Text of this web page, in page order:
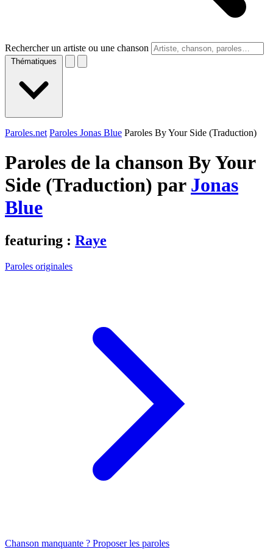
Rechercher un artiste ou une chanson
Thématiques
Paroles.net Paroles Jonas Blue Paroles By Your Side (Traduction)
Paroles de la chanson By Your
Side (Traduction) par Jonas
Blue
featuring : Raye
Paroles originales
Chanson manquante ? Proposer les paroles